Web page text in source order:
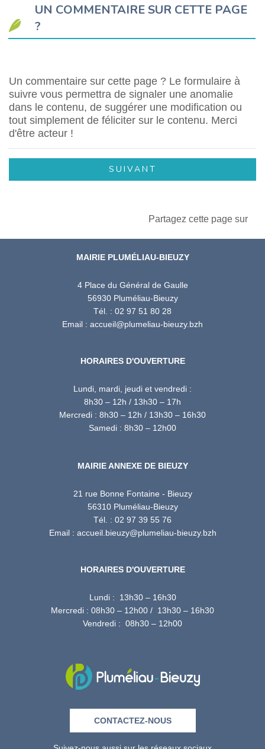
UN COMMENTAIRE SUR CETTE PAGE
?
Un commentaire sur cette page ? Le formulaire à
suivre vous permettra de signaler une anomalie
dans le contenu, de suggérer une modification ou
tout simplement de féliciter sur le contenu. Merci
d'être acteur !
Partagez cette page sur
MAIRIE PLUMÉLIAU-BIEUZY
4 Place du Général de Gaulle
56930 Pluméliau-Bieuzy
Tél. : 02 97 51 80 28
Email : accueil@plumeliau-bieuzy.bzh
HORAIRES D'OUVERTURE
Lundi, mardi, jeudi et vendredi :
8h30 – 12h / 13h30 – 17h
Mercredi : 8h30 – 12h / 13h30 – 16h30
Samedi : 8h30 – 12h00
MAIRIE ANNEXE DE BIEUZY
21 rue Bonne Fontaine - Bieuzy
56310 Pluméliau-Bieuzy
Tél. : 02 97 39 55 76
Email : accueil.bieuzy@plumeliau-bieuzy.bzh
HORAIRES D'OUVERTURE
Lundi : 13h30 – 16h30
Mercredi : 08h30 – 12h00 / 13h30 – 16h30
Vendredi : 08h30 – 12h00
CONTACTEZ-NOUS